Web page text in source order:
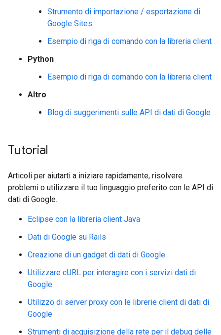
Strumento di importazione / esportazione di
Google Sites
Esempio di riga di comando con la libreria client
Python
Esempio di riga di comando con la libreria client
Altro
Blog di suggerimenti sulle API di dati di Google
Tutorial
Articoli per aiutarti a iniziare rapidamente, risolvere
problemi o utilizzare il tuo linguaggio preferito con le API di
dati di Google.
Eclipse con la libreria client Java
Dati di Google su Rails
Creazione di un gadget di dati di Google
Utilizzare cURL per interagire con i servizi dati di
Google
Utilizzo di server proxy con le librerie client di dati di
Google
Strumenti di acquisizione della rete per il debug delle